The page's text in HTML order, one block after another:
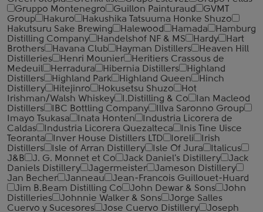
Gruppo Montenegro
Guillon Painturaud
GVMT
Group
Hakuro
Hakushika Tatsuuma Honke Shuzo
Hakutsuru Sake Brewing
Halewood Hamada
Hamburg
Distilling Company
Handelshof NF & MS Hardy
Hart
Brothers
Havana Club Hayman Distillers
Heaven Hill
Distilleries
Henri Mounier
Heritiers Crassous de
Medeuil
Herradura Hibernia Distillers
Highland
Distillers
Highland Park Highland Queen
Hinch
Distillery
Hitejinro Hokusetsu Shuzo
Hot
Irishman/Walsh Whiskey
I.Distilling & Co
Ian Macleod
Distillers
IBC Bottling Company
Illva Saronno Group
Imayo Tsukasa
Inata Honten
Industria Licorera de
Caldas
Industria Licorera Quezalteca
Inis Tine Uisce
Teoranta
Inver House Distillers LTD Ioreli
Irish
Distillers
Isle of Arran Distillery Isle Of Jura
Italicus
J&B
J. G. Monnet et Co Jack Daniel's Distillery
Jack
Daniels Distillery
Jagermeister
Jameson Distillery
Jan Becher
Janneau
Jean-Francois Guillouet-Huard
Jim B.Beam Distilling Co
John Dewar & Sons
John
Distilleries
Johnnie Walker & Sons
Jorge Salles
Cuervo y Sucesores
Jose Cuervo Distillery
Joseph